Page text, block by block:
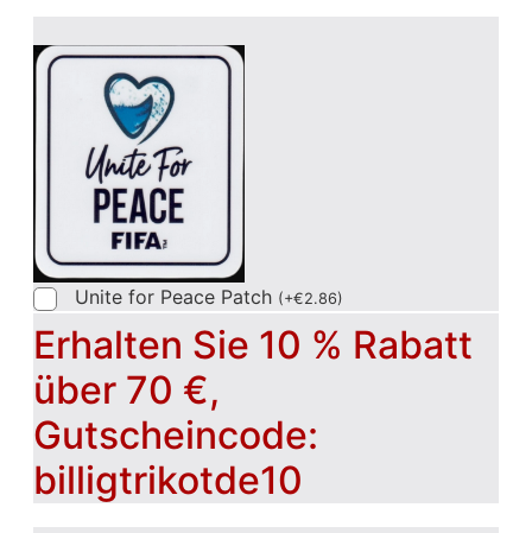
Unite for Peace Patch (+€2.86)
Erhalten Sie 10 % Rabatt
über 70 €,
Gutscheincode:
billigtrikotde10